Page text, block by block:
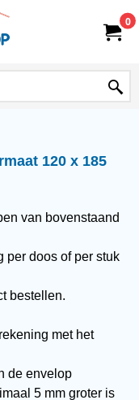
0
120 x 185
van bovenstaand
per doos of per stuk
bestellen.
met het
de envelop
5 mm groter is